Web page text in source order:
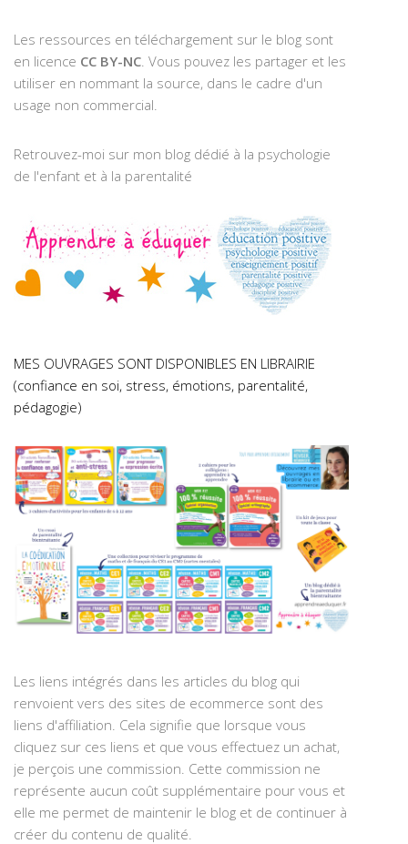
Les ressources en téléchargement sur le blog sont
en licence CC BY-NC . Vous pouvez les partager et les
utiliser en nommant la source, dans le cadre d'un
usage non commercial.
Retrouvez-moi sur mon blog dédié à la psychologie
de l'enfant et à la parentalité
MES OUVRAGES SONT DISPONIBLES EN LIBRAIRIE
(confiance en soi, stress, émotions, parentalité,
pédagogie)
Les liens intégrés dans les articles du blog qui
renvoient vers des sites de ecommerce sont des
liens d'affiliation. Cela signifie que lorsque vous
cliquez sur ces liens et que vous effectuez un achat,
je perçois une commission. Cette commission ne
représente aucun coût supplémentaire pour vous et
elle me permet de maintenir le blog et de continuer à
créer du contenu de qualité.